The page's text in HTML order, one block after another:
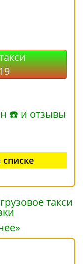
☎ и отзывы